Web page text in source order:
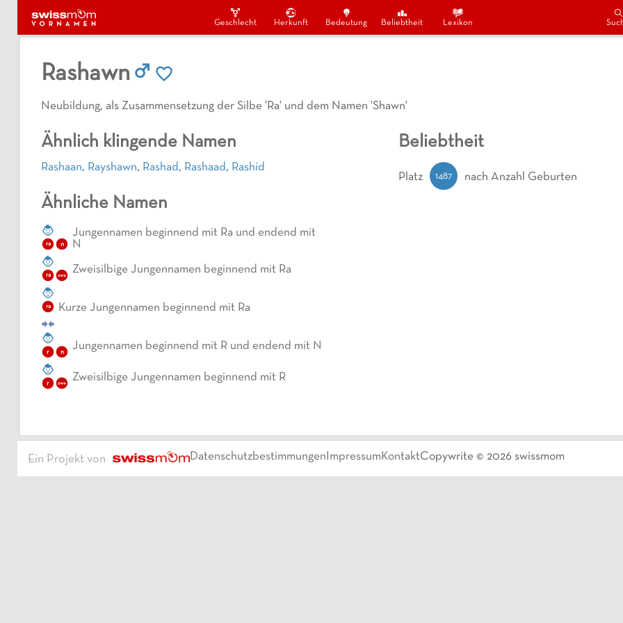
Geschlecht Herkunft Bedeutung Beliebtheit Lexikon
Rashawn
Neubildung, als Zusammensetzung der Silbe 'Ra' und dem Namen 'Shawn'
Ähnlich klingende Namen
Rashaan, Rayshawn, Rashad, Rashaad, Rashid
Ähnliche Namen
ra n
Jungennamen beginnend mit Ra und endend mit
N
ra zwe Zweisilbige Jungennamen beginnend mit Ra
ra Kurze Jungennamen beginnend mit Ra
r n Jungennamen beginnend mit R und endend mit N
r zwe Zweisilbige Jungennamen beginnend mit R
Beliebtheit
Platz 1487 nach Anzahl Geburten
Ein Projekt von DatenschutzbestimmungenImpressumKontaktCopywrite © 2026 swissmom